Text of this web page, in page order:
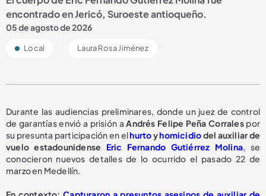
encontrado en Jericó, Suroeste antioqueño.
05 de agosto de 2026
Local Laura Rosa Jiménez
Durante las audiencias preliminares, donde un juez de control
de garantías envió a prisión aAndrés Felipe Peña Corralespor
su presunta participación en elhurtoyhomicidiodel auxiliar de
vuelo estadounidense Eric Fernando Gutiérrez Molina, se
conocieron nuevos detalles de lo ocurrido el pasado 22 de
marzo en Medellín.